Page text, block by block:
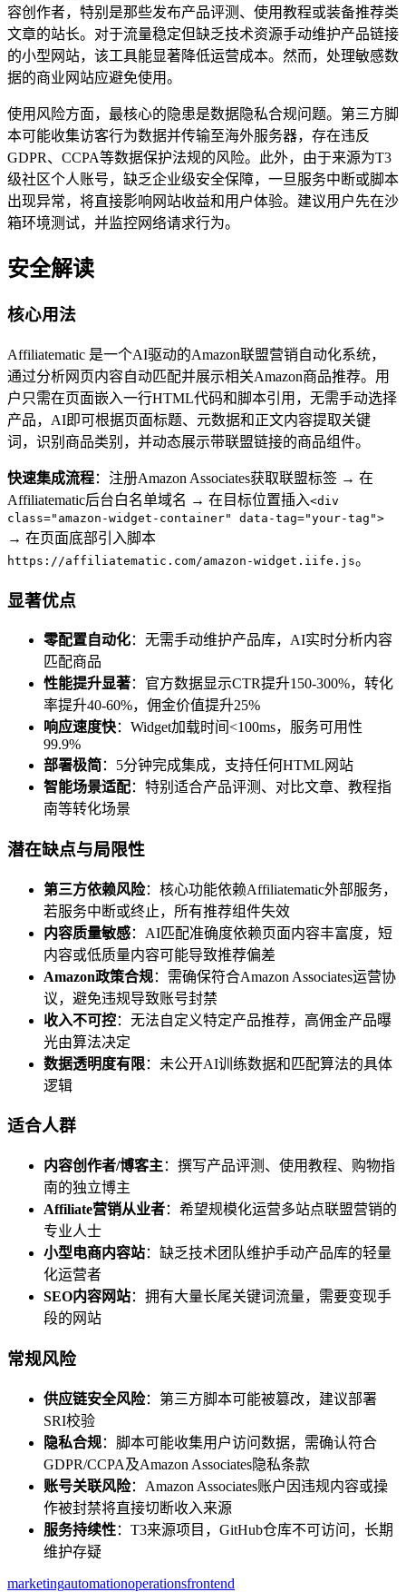
容创作者，特别是那些发布产品评测、使用教程或装备推荐类
文章的站长。对于流量稳定但缺乏技术资源手动维护产品链接
的小型网站，该工具能显著降低运营成本。然而，处理敏感数
据的商业网站应避免使用。
使用风险方面，最核心的隐患是数据隐私合规问题。第三方脚
本可能收集访客行为数据并传输至海外服务器，存在违反
GDPR、CCPA等数据保护法规的风险。此外，由于来源为T3
级社区个人账号，缺乏企业级安全保障，一旦服务中断或脚本
出现异常，将直接影响网站收益和用户体验。建议用户先在沙
箱环境测试，并监控网络请求行为。
安全解读
核心用法
Affiliatematic 是一个AI驱动的Amazon联盟营销自动化系统，
通过分析网页内容自动匹配并展示相关Amazon商品推荐。用
户只需在页面嵌入一行HTML代码和脚本引用，无需手动选择
产品，AI即可根据页面标题、元数据和正文内容提取关键
词，识别商品类别，并动态展示带联盟链接的商品组件。
快速集成流程：注册Amazon Associates获取联盟标签 → 在
Affiliatematic后台白名单域名 → 在目标位置插入<div
class="amazon-widget-container" data-tag="your-tag">
→ 在页面底部引入脚本
https://affiliatematic.com/amazon-widget.iife.js。
显著优点
零配置自动化：无需手动维护产品库，AI实时分析内容
匹配商品
性能提升显著：官方数据显示CTR提升150-300%，转化
率提升40-60%，佣金价值提升25%
响应速度快：Widget加载时间<100ms，服务可用性
99.9%
部署极简：5分钟完成集成，支持任何HTML网站
智能场景适配：特别适合产品评测、对比文章、教程指
南等转化场景
潜在缺点与局限性
第三方依赖风险：核心功能依赖Affiliatematic外部服务，
若服务中断或终止，所有推荐组件失效
内容质量敏感：AI匹配准确度依赖页面内容丰富度，短
内容或低质量内容可能导致推荐偏差
Amazon政策合规：需确保符合Amazon Associates运营协
议，避免违规导致账号封禁
收入不可控：无法自定义特定产品推荐，高佣金产品曝
光由算法决定
数据透明度有限：未公开AI训练数据和匹配算法的具体
逻辑
适合人群
内容创作者/博客主 ：撰写产品评测、使用教程、购物指
南的独立博主
Affiliate营销从业者：希望规模化运营多站点联盟营销的
专业人士
小型电商内容站：缺乏技术团队维护手动产品库的轻量
化运营者
SEO内容网站：拥有大量长尾关键词流量，需要变现手
段的网站
常规风险
供应链安全风险：第三方脚本可能被篡改，建议部署
SRI校验
隐私合规：脚本可能收集用户访问数据，需确认符合
GDPR/CCPA及Amazon Associates隐私条款
账号关联风险：Amazon Associates账户因违规内容或操
作被封禁将直接切断收入来源
服务持续性：T3来源项目，GitHub仓库不可访问，长期
维护存疑
marketingautomationoperationsfrontend